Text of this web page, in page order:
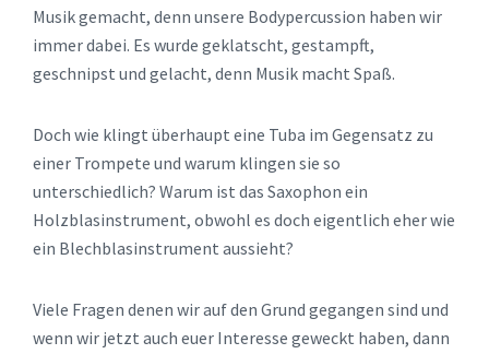
Musik gemacht, denn unsere Bodypercussion haben wir
immer dabei. Es wurde geklatscht, gestampft,
geschnipst und gelacht, denn Musik macht Spaß.
Doch wie klingt überhaupt eine Tuba im Gegensatz zu
einer Trompete und warum klingen sie so
unterschiedlich? Warum ist das Saxophon ein
Holzblasinstrument, obwohl es doch eigentlich eher wie
ein Blechblasinstrument aussieht?
Viele Fragen denen wir auf den Grund gegangen sind und
wenn wir jetzt auch euer Interesse geweckt haben, dann